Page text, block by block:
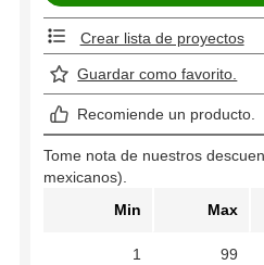
Crear lista de proyectos
Guardar como favorito.
Recomiende un producto.
Tome nota de nuestros
mexicanos).
Min
Max
1 99